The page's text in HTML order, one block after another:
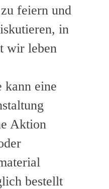
feiern und
in
wir leben
kann eine
Aktion
bestellt